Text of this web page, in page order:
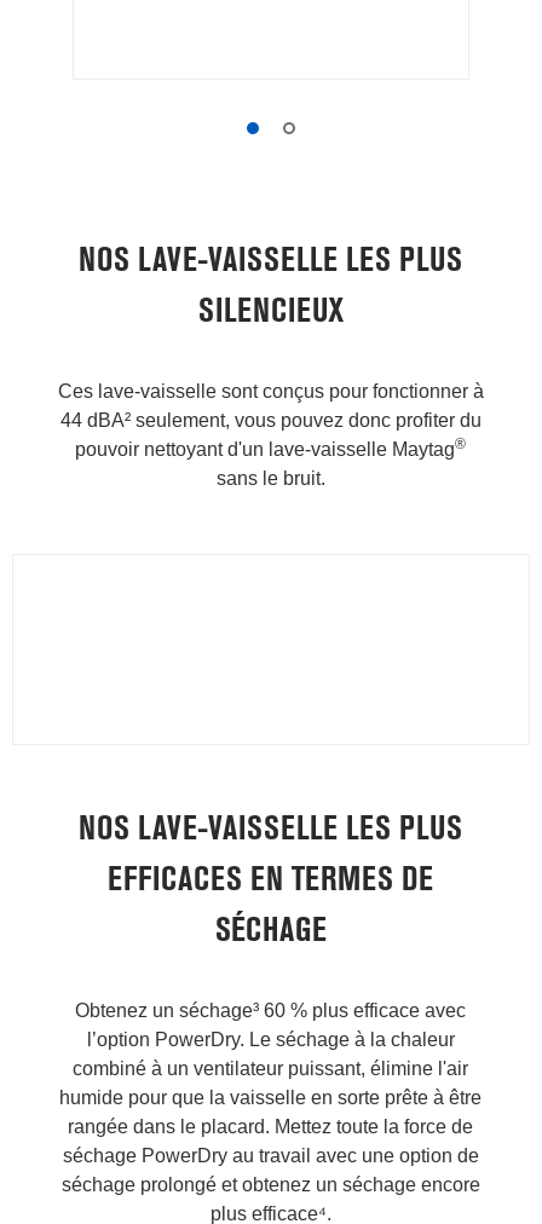
NOS LAVE-VAISSELLE LES PLUS
SILENCIEUX
Ces lave-vaisselle sont conçus pour fonctionner à
44 dBA² seulement, vous pouvez donc profiter du
pouvoir nettoyant d'un lave-vaisselle Maytag®
sans le bruit.
NOS LAVE-VAISSELLE LES PLUS
EFFICACES EN TERMES DE
SÉCHAGE
Obtenez un séchage³ 60 % plus efficace avec
l’option PowerDry. Le séchage à la chaleur
combiné à un ventilateur puissant, élimine l'air
humide pour que la vaisselle en sorte prête à être
rangée dans le placard. Mettez toute la force de
séchage PowerDry au travail avec une option de
séchage prolongé et obtenez un séchage encore
plus efficace⁴.